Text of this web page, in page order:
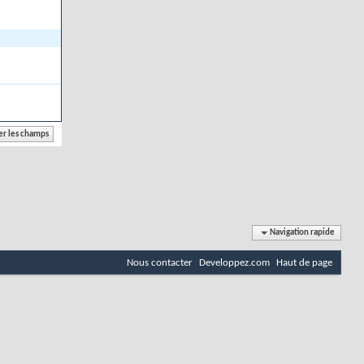
Navigation rapide
Nous contacter Developpez.com Haut de page